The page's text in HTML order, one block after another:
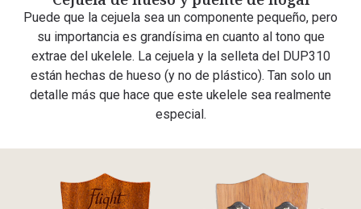
Puede que la cejuela sea un componente pequeño, pero
su importancia es grandísima en cuanto al tono que
extrae del ukelele. La cejuela y la selleta del DUP310
están hechas de hueso (y no de plástico). Tan solo un
detalle más que hace que este ukelele sea realmente
especial.